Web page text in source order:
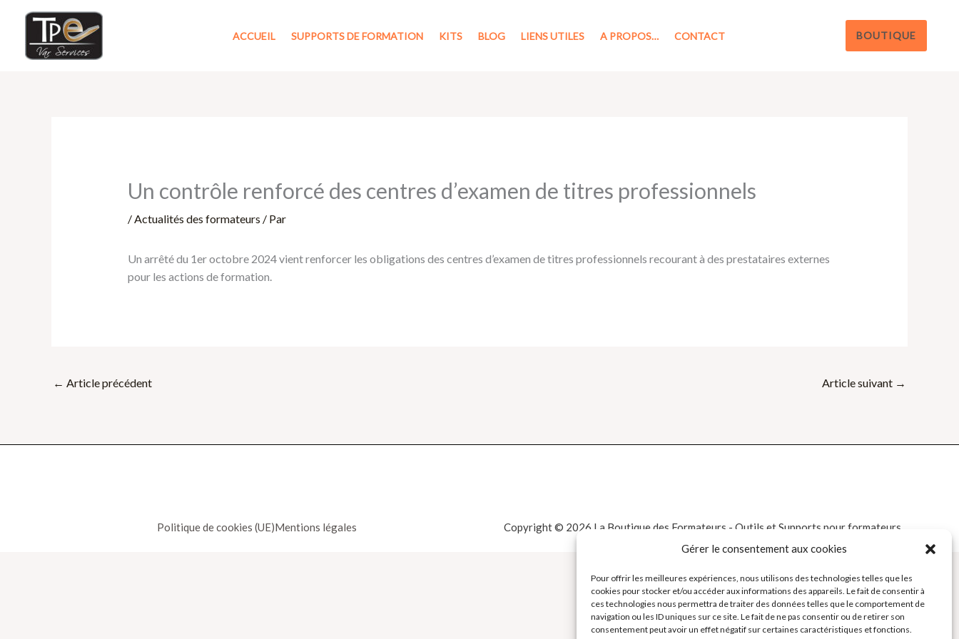
Gérer le consentement aux cookies
Pour offrir les meilleures expériences, nous utilisons des technologies telles que les
cookies pour stocker et/ou accéder aux informations des appareils. Le fait de consentir à
ces technologies nous permettra de traiter des données telles que le comportement de
navigation ou les ID uniques sur ce site. Le fait de ne pas consentir ou de retirer son
consentement peut avoir un effet négatif sur certaines caractéristiques et fonctions.
contenu
ACCUEIL SUPPORTS DE FORMATION KITS BLOG LIENS UTILES A PROPOS… CONTACT BOUTIQUE
Un contrôle renforcé des centres d’examen de titres professionnels
/Actualités des formateurs / Par
Un arrêté du 1er octobre 2024 vient renforcer les obligations des centres d’examen de titres professionnels recourant à des prestataires externes
pour les actions de formation.
← Article précédent Article suivant →
Politique de cookies (UE)Mentions légales Copyright © 2026 La Boutique des Formateurs - Outils et Supports pour formateurs